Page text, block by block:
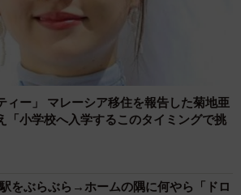
て自由で自分らしく生きてるので、
でいいんだな」って。真面目すぎて
たんですが、猫を飼い始めて「自分
思えたんです。
り、ＹｏｕＴｕｂｅやゲーム配信の
って時もありますけど、それもまた
高です！
ィー」 マレーシア移住を報告した菊地亜
小学校へ入学するこのタイミングで挑
をぶらぶら→ホームの隅に何やら「ドロ